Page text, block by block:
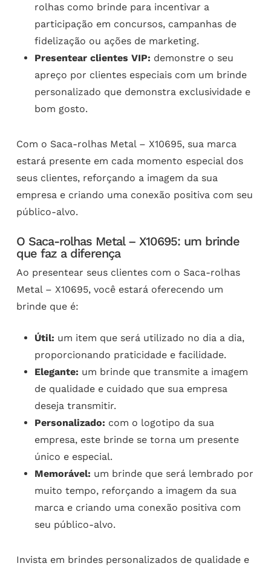
rolhas como brinde para incentivar a
participação em concursos, campanhas de
fidelização ou ações de marketing.
Presentear clientes VIP: demonstre o seu
apreço por clientes especiais com um brinde
personalizado que demonstra exclusividade e
bom gosto.
Com o Saca-rolhas Metal – X10695, sua marca
estará presente em cada momento especial dos
seus clientes, reforçando a imagem da sua
empresa e criando uma conexão positiva com seu
público-alvo.
O Saca-rolhas Metal – X10695: um brinde
que faz a diferença
Ao presentear seus clientes com o Saca-rolhas
Metal – X10695, você estará oferecendo um
brinde que é:
Útil: um item que será utilizado no dia a dia,
proporcionando praticidade e facilidade.
Elegante: um brinde que transmite a imagem
de qualidade e cuidado que sua empresa
deseja transmitir.
Personalizado: com o logotipo da sua
empresa, este brinde se torna um presente
único e especial.
Memorável: um brinde que será lembrado por
muito tempo, reforçando a imagem da sua
marca e criando uma conexão positiva com
seu público-alvo.
Invista em brindes personalizados de qualidade e